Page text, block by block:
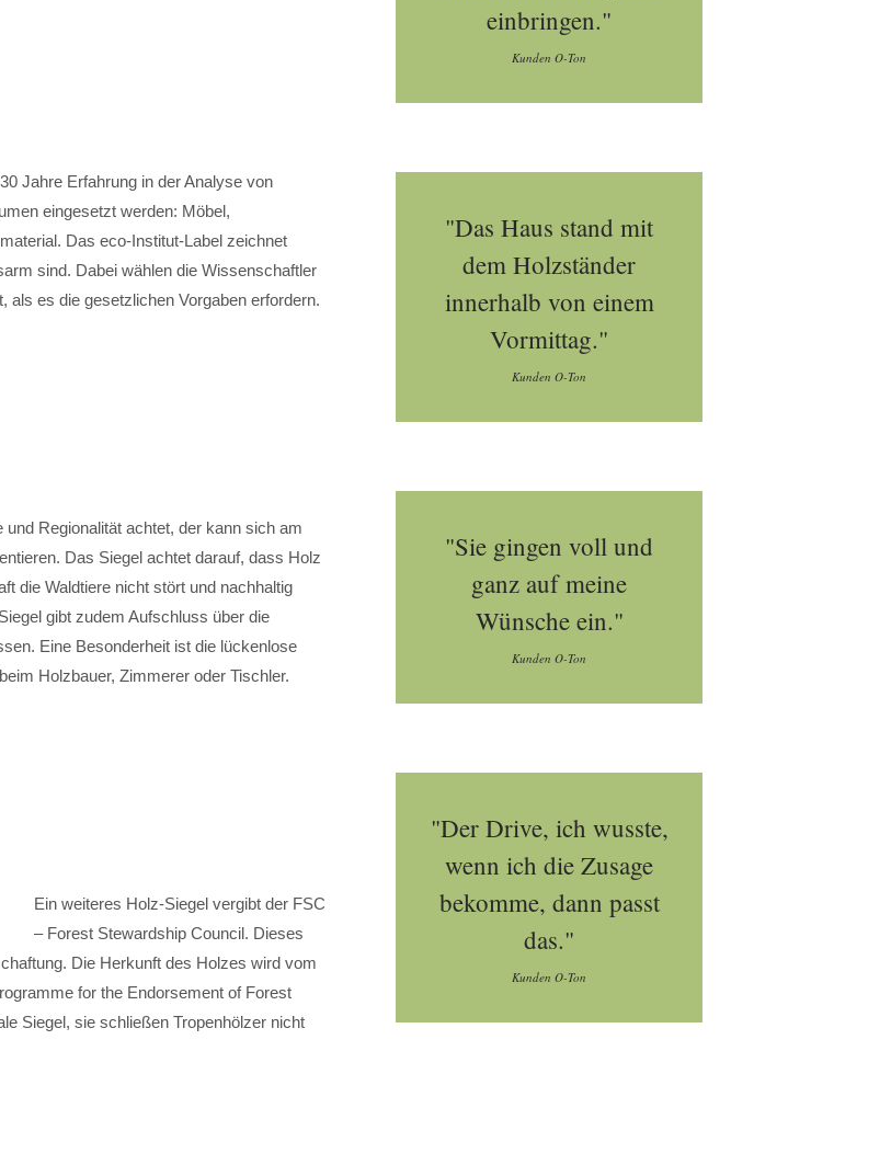
Jahre Erfahrung in der Analyse von
eingesetzt werden: Möbel,
Das eco-Institut-Label zeichnet
sind. Dabei wählen die Wissenschaftler
es die gesetzlichen Vorgaben erfordern.
Regionalität achtet, der kann sich am
Das Siegel achtet darauf, dass Holz
die Waldtiere nicht stört und nachhaltig
gibt zudem Aufschluss über die
Eine Besonderheit ist die lückenlose
Holzbauer, Zimmerer oder Tischler.
Ein weiteres Holz-Siegel vergibt der FSC
– Forest Stewardship Council. Dieses
Die Herkunft des Holzes wird vom
for the Endorsement of Forest
Siegel, sie schließen Tropenhölzer nicht
einbringen."
Kunden O-Ton
"Das Haus stand mit
dem Holzständer
innerhalb von einem
Vormittag."
Kunden O-Ton
"Sie gingen voll und
ganz auf meine
Wünsche ein."
Kunden O-Ton
"Der Drive, ich wusste,
wenn ich die Zusage
bekomme, dann passt
das."
Kunden O-Ton